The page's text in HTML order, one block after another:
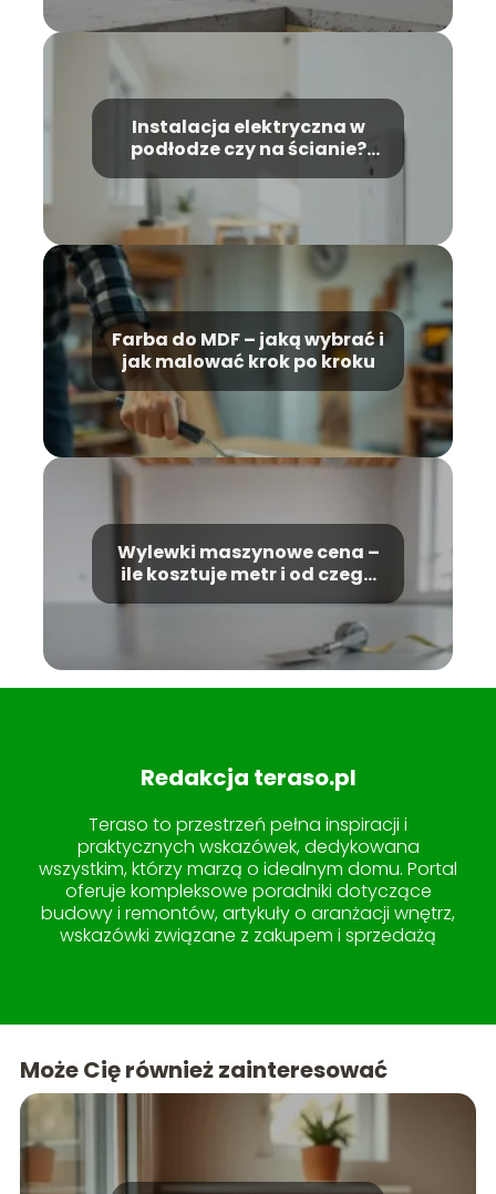
Instalacja elektryczna w
podłodze czy na ścianie?
Farba do MDF – jaką wybrać i
jak malować krok po kroku
Wylewki maszynowe cena –
ile kosztuje metr i od czego
Redakcja teraso.pl
Teraso to przestrzeń pełna inspiracji i
praktycznych wskazówek, dedykowana
wszystkim, którzy marzą o idealnym domu. Portal
oferuje kompleksowe poradniki dotyczące
budowy i remontów, artykuły o aranżacji wnętrz,
wskazówki związane z zakupem i sprzedażą
domu jeszcze przyjemniejszym. Teraso to miejsce,
idealne kompendium dla każdego miłośnika
pięknych i funkcjonalnych przestrzeni.
Może Cię również zainteresować